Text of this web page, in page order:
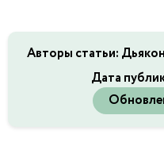
Авторы статьи:
Дата